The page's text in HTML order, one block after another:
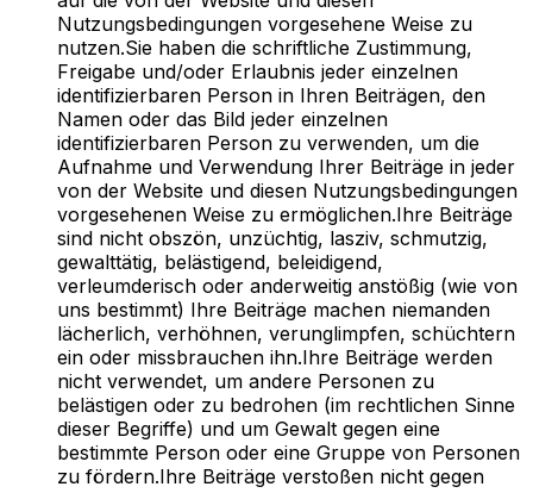
Nutzungsbedingungen vorgesehene Weise zu
nutzen.Sie haben die schriftliche Zustimmung,
Freigabe und/oder Erlaubnis jeder einzelnen
identifizierbaren Person in Ihren Beiträgen, den
Namen oder das Bild jeder einzelnen
identifizierbaren Person zu verwenden, um die
Aufnahme und Verwendung Ihrer Beiträge in jeder
von der Website und diesen Nutzungsbedingungen
vorgesehenen Weise zu ermöglichen.Ihre Beiträge
sind nicht obszön, unzüchtig, lasziv, schmutzig,
gewalttätig, belästigend, beleidigend,
verleumderisch oder anderweitig anstößig (wie von
uns bestimmt) Ihre Beiträge machen niemanden
lächerlich, verhöhnen, verunglimpfen, schüchtern
ein oder missbrauchen ihn.Ihre Beiträge werden
nicht verwendet, um andere Personen zu
belästigen oder zu bedrohen (im rechtlichen Sinne
dieser Begriffe) und um Gewalt gegen eine
bestimmte Person oder eine Gruppe von Personen
zu fördern.Ihre Beiträge verstoßen nicht gegen